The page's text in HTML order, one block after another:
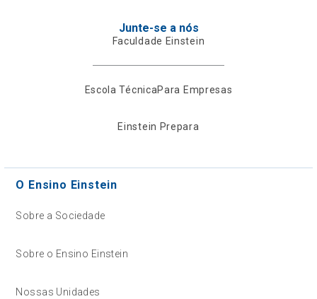
Junte-se a nós
Faculdade Einstein
Escola TécnicaPara Empresas
Einstein Prepara
O Ensino Einstein
Sobre a Sociedade
Sobre o Ensino Einstein
Nossas Unidades